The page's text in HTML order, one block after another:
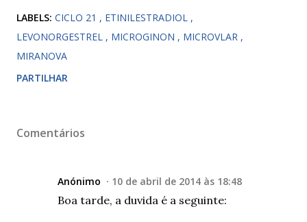
LABELS: CICLO 21
ETINILESTRADIOL
LEVONORGESTREL
MICROGINON
MICROVLAR
MIRANOVA
PARTILHAR
Comentários
Anónimo 10 de abril de 2014 às 18:48
Boa tarde, a duvida é a seguinte: